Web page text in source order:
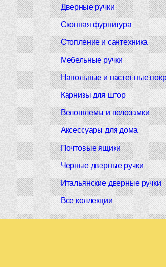
Дверные ручки
Оконная фурнитура
Отопление и сантехника
Мебельные ручки
Напольные и настенные
Карнизы для штор
Велошлемы и велозамки
Аксессуары для дома
Почтовые ящики
Черные дверные ручки
Итальянские дверные ручки
Все коллекции